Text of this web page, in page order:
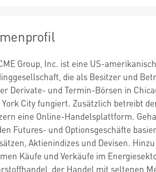
Group, Inc. ist eine US-
die als Besitzer und
Derivate- und Termin-Börsen in
York City fungiert. Zusätzlich betreibt
eine Online-Handelsplattform.
Futures- und Optionsgeschäfte
Aktienindizes und Devisen. Hinzu
Käufe und Verkäufe im
der Handel mit seltenen